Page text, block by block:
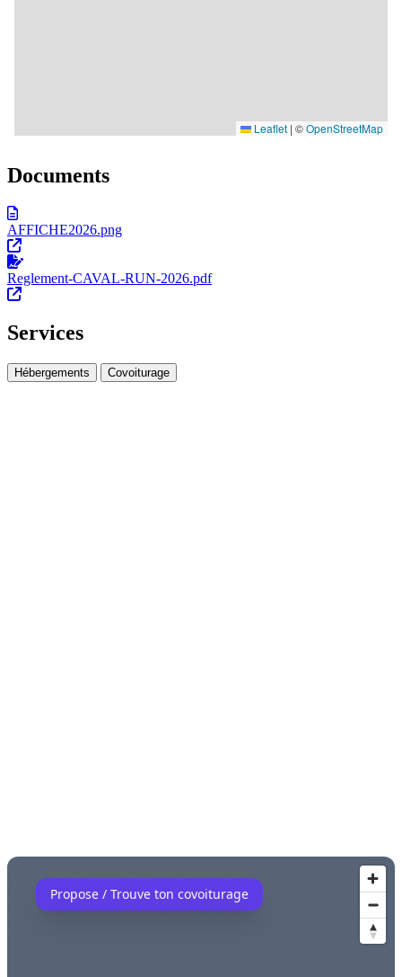
Documents
AFFICHE2026.png
Reglement-CAVAL-RUN-2026.pdf
Services
Hébergements Covoiturage